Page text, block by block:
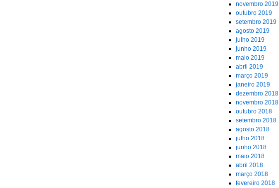
novembro 2019
outubro 2019
setembro 2019
agosto 2019
julho 2019
junho 2019
maio 2019
abril 2019
março 2019
janeiro 2019
dezembro 2018
novembro 2018
outubro 2018
setembro 2018
agosto 2018
julho 2018
junho 2018
maio 2018
abril 2018
março 2018
fevereiro 2018